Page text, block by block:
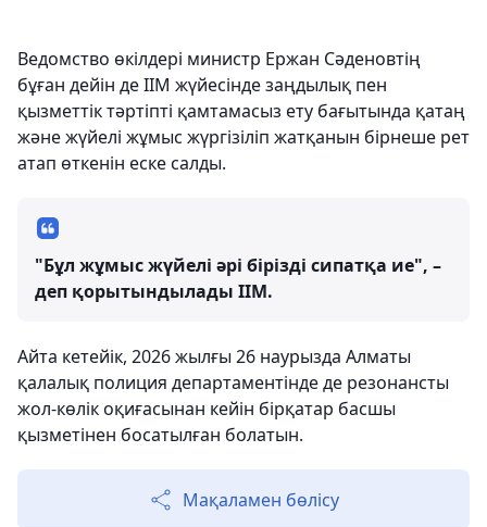
Ведомство өкілдері министр Ержан Сәденовтің
бұған дейін де ІІМ жүйесінде заңдылық пен
қызметтік тәртіпті қамтамасыз ету бағытында қатаң
және жүйелі жұмыс жүргізіліп жатқанын бірнеше рет
атап өткенін еске салды.
"Бұл жұмыс жүйелі әрі бірізді сипатқа ие", –
деп қорытындылады ІІМ.
Айта кетейік, 2026 жылғы 26 наурызда Алматы
қалалық полиция департаментінде де резонансты
жол-көлік оқиғасынан кейін бірқатар басшы
қызметінен босатылған болатын.
Мақаламен бөлісу